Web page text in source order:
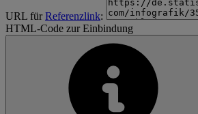
URL fürReferenzlink:
HTML-Code zur Einbindung